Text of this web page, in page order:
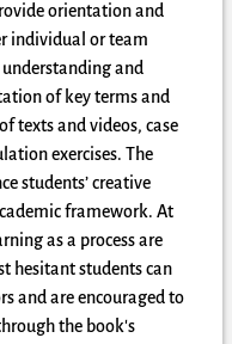
orientation and
individual or team
and
of key terms and
texts and videos, case
exercises. The
students’ creative
framework. At
as a process are
hesitant students can
and are encouraged to
the book's